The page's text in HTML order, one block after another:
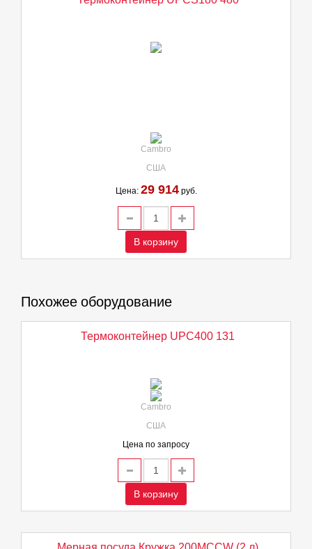
Cambro
США
Цена: 29 914руб.
В корзину
Похожее оборудование
Термоконтейнер UPC400 131
Cambro
США
Цена по запросу
В корзину